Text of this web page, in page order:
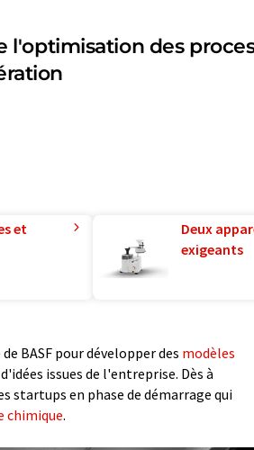
des
et
Deux
exigeants
BASF pour développer des modèles
issues de l'entreprise. Dès à
startups en phase de démarrage qui
chimique.